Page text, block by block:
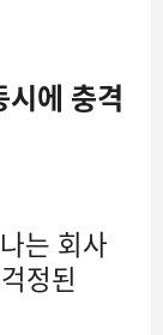
에 충격
는 회사
정된